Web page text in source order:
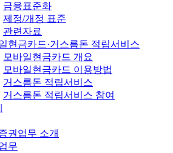
금융표준화
제정/개정 표준
관련자료
현금카드·거스름돈 적립서비스
모바일현금카드 개요
모바일현금카드 이용방법
거스름돈 적립서비스
거스름돈 적립서비스 참여
권업무 소개
무